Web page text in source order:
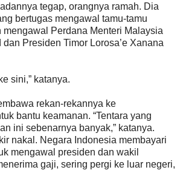
tegap, orangnya ramah. Dia
bertugas mengawal tamu-tamu
mengawal Perdana Menteri Malaysia
dan Presiden Timor Lorosa’e Xanana
sini,” katanya.
rekan-rekannya ke
bantu keamanan. “Tentara yang
ini sebenarnya banyak,” katanya.
nakal. Negara Indonesia membayari
mengawal presiden dan wakil
gaji, sering pergi ke luar negeri,